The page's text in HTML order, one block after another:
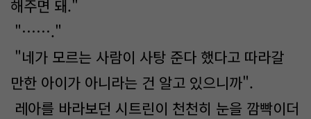
해주면 돼."
"……."
"네가 모르는 사람이 사탕 준다 했다고 따라갈
만한 아이가 아니라는 건 알고 있으니까".
레아를 바라보던 시트린이 천천히 눈을 깜빡이더